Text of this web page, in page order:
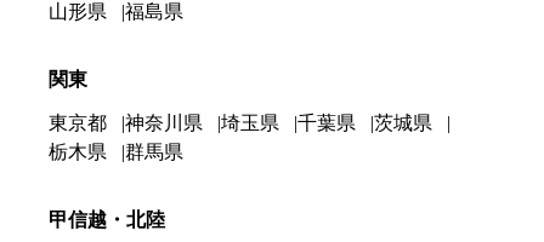
山形県
福島県
関東
東京都 神奈川県 埼玉県 千葉県
茨城県
栃木県
群馬県
甲信越・北陸